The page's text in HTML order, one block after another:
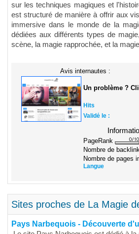
sur les techniques magiques et
est structuré de manière à offrir aux
immersive dans le monde de la
dédiées aux différents types de
scène, la magie rapprochée, et la
Avis internautes :
Un problème ?
Hits
Validé le :
PageRank
Nombre de
Nombre de pages
Langue
Sites proches de La Magie
Pays Narbequois - Découverte